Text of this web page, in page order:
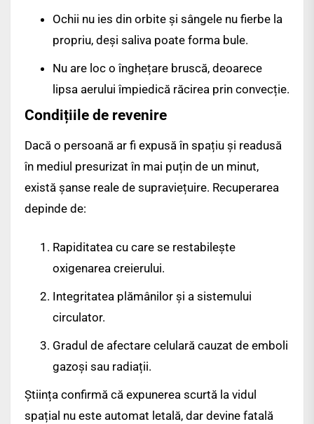
Ochii nu ies din orbite și sângele nu fierbe la
propriu, deși saliva poate forma bule.
Nu are loc o înghețare bruscă, deoarece
lipsa aerului împiedică răcirea prin convecție.
Condițiile de revenire
Dacă o persoană ar fi expusă în spațiu și readusă
în mediul presurizat în mai puțin de un minut,
există șanse reale de supraviețuire. Recuperarea
depinde de:
Rapiditatea cu care se restabilește
oxigenarea creierului.
Integritatea plămânilor și a sistemului
circulator.
Gradul de afectare celulară cauzat de emboli
gazoși sau radiații.
Știința confirmă că expunerea scurtă la vidul
spațial nu este automat letală, dar devine fatală